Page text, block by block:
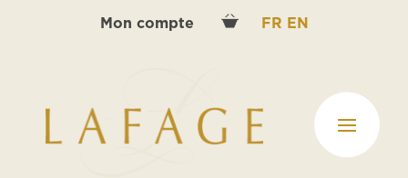
Mon compte FR EN